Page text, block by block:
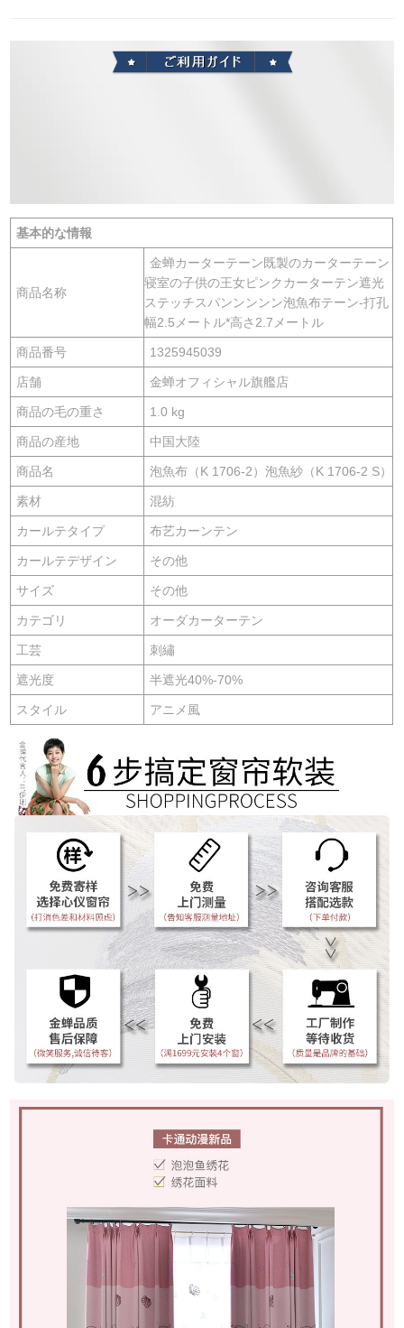
基本的な情報
商品名称
金蝉カーターテーン既製のカーターテーン
寝室の子供の王女ピンクカーターテン遮光
ステッチスパンンンンン泡魚布テーン-打孔
幅2.5メートル*高さ2.7メートル
商品番号 1325945039
店舗 金蝉オフィシャル旗艦店
商品の毛の重さ 1.0 kg
商品の産地 中国大陸
商品名 泡魚布（K 1706-2）泡魚紗（K 1706-2 S）
素材 混紡
カールテタイプ 布艺カーンテン
カールテデザイン その他
サイズ その他
カテゴリ オーダカーターテン
工芸 刺繡
遮光度 半遮光40%-70%
スタイル アニメ風